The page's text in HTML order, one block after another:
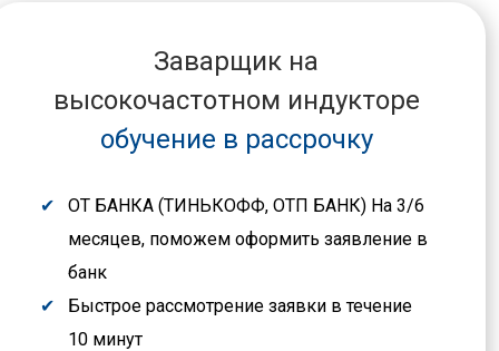
Заварщик на
высокочастотном индукторе
обучение в рассрочку
ОТ БАНКА (ТИНЬКОФФ, ОТП БАНК) На 3/6
месяцев, поможем оформить заявление в
банк
Быстрое рассмотрение заявки в течение
10 минут